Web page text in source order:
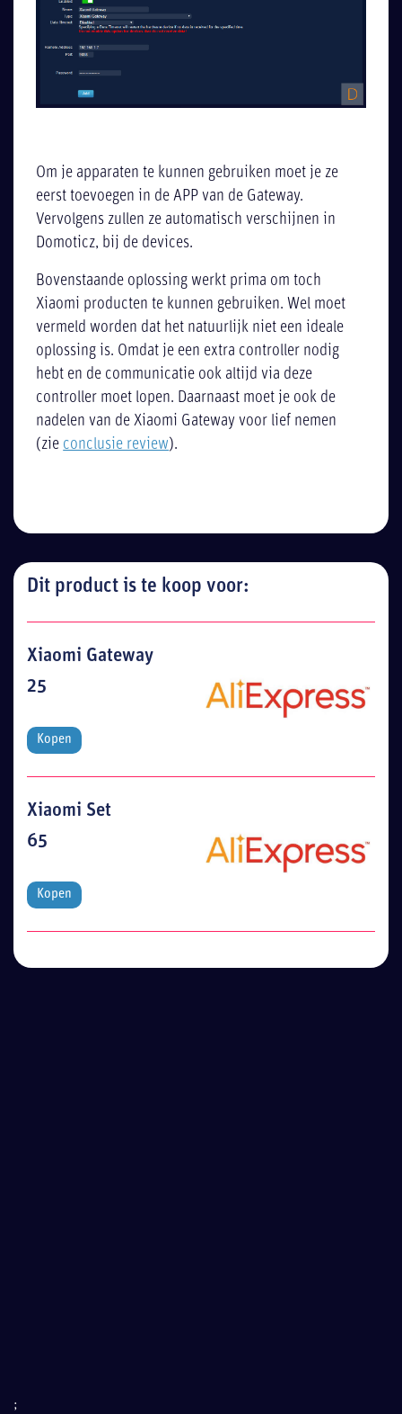
Om je apparaten te kunnen gebruiken moet je ze
eerst toevoegen in de APP van de Gateway.
Vervolgens zullen ze automatisch verschijnen in
Domoticz, bij de devices.
Bovenstaande oplossing werkt prima om toch
Xiaomi producten te kunnen gebruiken. Wel moet
vermeld worden dat het natuurlijk niet een ideale
oplossing is. Omdat je een extra controller nodig
hebt en de communicatie ook altijd via deze
controller moet lopen. Daarnaast moet je ook de
nadelen van de Xiaomi Gateway voor lief nemen
(zie conclusie review).
Dit product is te koop voor:
Xiaomi Gateway
25
Kopen
Xiaomi Set
65
Kopen
;